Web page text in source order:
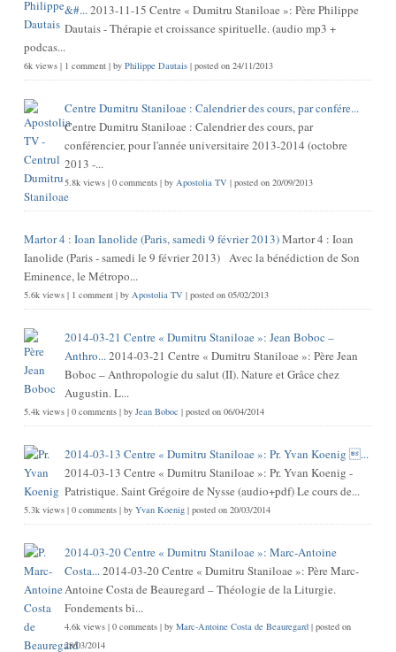
&#...2013-11-15 Centre « Dumitru Staniloae »: Père Philippe
Dautais - Thérapie et croissance spirituelle. (audio mp3 +
podcas...
6k views| 1 comment| by Philippe Dautais| posted on 24/11/2013
Centre Dumitru Staniloae : Calendrier des cours, par confére...
Centre Dumitru Staniloae : Calendrier des cours, par
conférencier, pour l'année universitaire 2013-2014 (octobre
2013 -...
5.8k views| 0 comments| by Apostolia TV | posted on 20/09/2013
Martor 4 : Ioan Ianolide (Paris, samedi 9 février 2013)Martor 4 : Ioan
Ianolide (Paris - samedi le 9 février 2013) Avec la bénédiction de Son
Eminence, le Métropo...
5.6k views| 1 comment| by Apostolia TV | posted on 05/02/2013
2014-03-21 Centre « Dumitru Staniloae »: Jean Boboc –
Anthro...2014-03-21 Centre « Dumitru Staniloae »: Père Jean
Boboc – Anthropologie du salut (II). Nature et Grâce chez
Augustin. L...
5.4k views| 0 comments| by Jean Boboc | posted on 06/04/2014
2014-03-13 Centre « Dumitru Staniloae »: Pr. Yvan Koenig ...
2014-03-13 Centre « Dumitru Staniloae »: Pr. Yvan Koenig -
Patristique. Saint Grégoire de Nysse (audio+pdf) Le cours de...
5.3k views| 0 comments| by Yvan Koenig| posted on 20/03/2014
2014-03-20 Centre « Dumitru Staniloae »: Marc-Antoine
Costa...2014-03-20 Centre « Dumitru Staniloae »: Père Marc-
Antoine Costa de Beauregard – Théologie de la Liturgie.
Fondements bi...
4.6k views| 0 comments| by Marc-Antoine Costa de Beauregard| posted on
28/03/2014